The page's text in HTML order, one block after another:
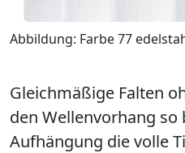
Abbildung: Farbe 77
Gleichmäßige Falten
den Wellenvorhang so
Aufhängung die volle